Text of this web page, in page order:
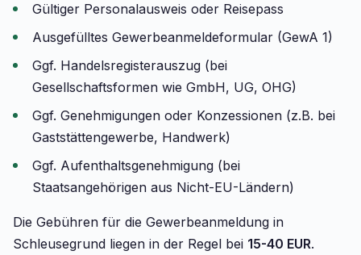
Gültiger Personalausweis oder Reisepass
Ausgefülltes Gewerbeanmeldeformular (GewA 1)
Ggf. Handelsregisterauszug (bei
Gesellschaftsformen wie GmbH, UG, OHG)
Ggf. Genehmigungen oder Konzessionen (z.B. bei
Gaststättengewerbe, Handwerk)
Ggf. Aufenthaltsgenehmigung (bei
Staatsangehörigen aus Nicht-EU-Ländern)
Die Gebühren für die Gewerbeanmeldung in
Schleusegrund liegen in der Regel bei 15-40 EUR.